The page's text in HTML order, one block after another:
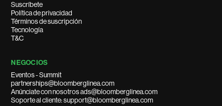
Suscríbete
Política de privacidad
Términos de suscripción
Tecnología
T&C
NEGOCIOS
Eventos - Summit
partnerships@bloomberglinea.com
Anúnciate con nosotros ads@bloomberglinea.com
Soporte al cliente: support@bloomberglinea.com